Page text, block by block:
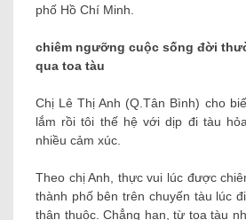
phố Hồ Chí Minh.
chiêm ngưỡng cuộc sống đời
qua toa tàu
Chị Lê Thị Anh (Q.Tân Bình) cho
lắm rồi tôi thế hệ với dịp đi tàu
nhiều cảm xúc.
Theo chị Anh, thực vui lúc được
thành phố bên trên chuyến tàu lúc
thân thuộc. Chẳng hạn, từ toa tàu